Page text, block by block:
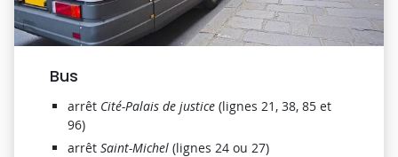
Bus
arrêt Cité-Palais de justice (lignes 21, 38, 85 et
96)
arrêt Saint-Michel (lignes 24 ou 27)